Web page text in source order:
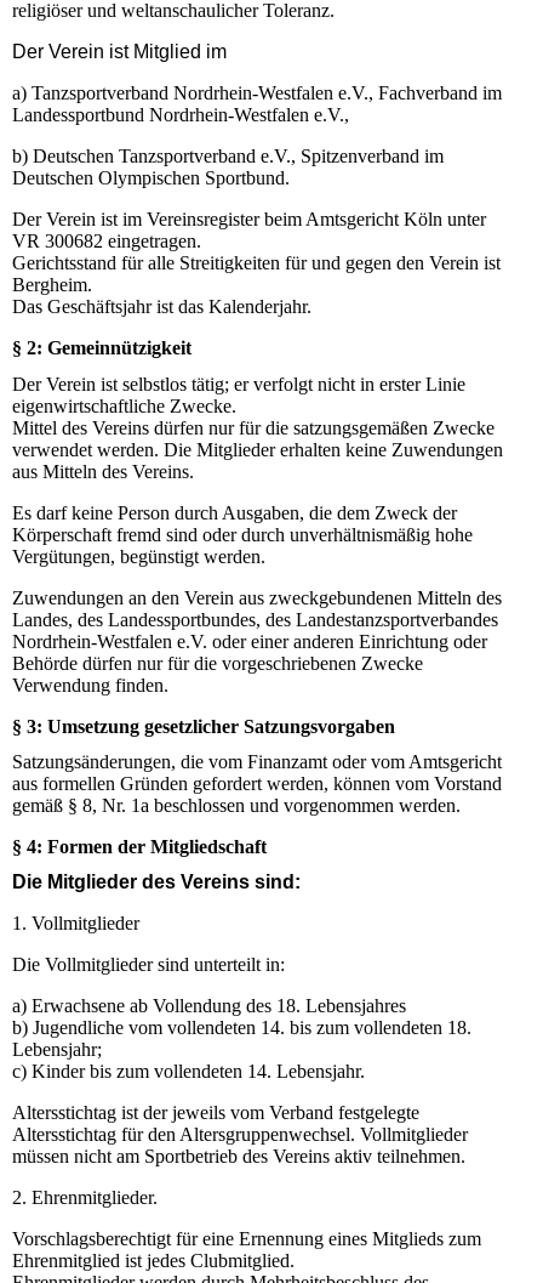
religiöser und weltanschaulicher Toleranz.
Der Verein ist Mitglied im
a) Tanzsportverband Nordrhein-Westfalen e.V., Fachverband im
Landessportbund Nordrhein-Westfalen e.V.,
b) Deutschen Tanzsportverband e.V., Spitzenverband im
Deutschen Olympischen Sportbund.
Der Verein ist im Vereinsregister beim Amtsgericht Köln unter
VR 300682 eingetragen.
Gerichtsstand für alle Streitigkeiten für und gegen den Verein ist
Bergheim.
Das Geschäftsjahr ist das Kalenderjahr.
§ 2: Gemeinnützigkeit
Der Verein ist selbstlos tätig; er verfolgt nicht in erster Linie
eigenwirtschaftliche Zwecke.
Mittel des Vereins dürfen nur für die satzungsgemäßen Zwecke
verwendet werden. Die Mitglieder erhalten keine Zuwendungen
aus Mitteln des Vereins.
Es darf keine Person durch Ausgaben, die dem Zweck der
Körperschaft fremd sind oder durch unverhältnismäßig hohe
Vergütungen, begünstigt werden.
Zuwendungen an den Verein aus zweckgebundenen Mitteln des
Landes, des Landessportbundes, des Landestanzsportverbandes
Nordrhein-Westfalen e.V. oder einer anderen Einrichtung oder
Behörde dürfen nur für die vorgeschriebenen Zwecke
Verwendung finden.
§ 3: Umsetzung gesetzlicher Satzungsvorgaben
Satzungsänderungen, die vom Finanzamt oder vom Amtsgericht
aus formellen Gründen gefordert werden, können vom Vorstand
gemäß § 8, Nr. 1a beschlossen und vorgenommen werden.
§ 4: Formen der Mitgliedschaft
Die Mitglieder des Vereins sind:
1. Vollmitglieder
Die Vollmitglieder sind unterteilt in:
a) Erwachsene ab Vollendung des 18. Lebensjahres
b) Jugendliche vom vollendeten 14. bis zum vollendeten 18.
Lebensjahr;
c) Kinder bis zum vollendeten 14. Lebensjahr.
Altersstichtag ist der jeweils vom Verband festgelegte
Altersstichtag für den Altersgruppenwechsel. Vollmitglieder
müssen nicht am Sportbetrieb des Vereins aktiv teilnehmen.
2. Ehrenmitglieder.
Vorschlagsberechtigt für eine Ernennung eines Mitglieds zum
Ehrenmitglied ist jedes Clubmitglied.